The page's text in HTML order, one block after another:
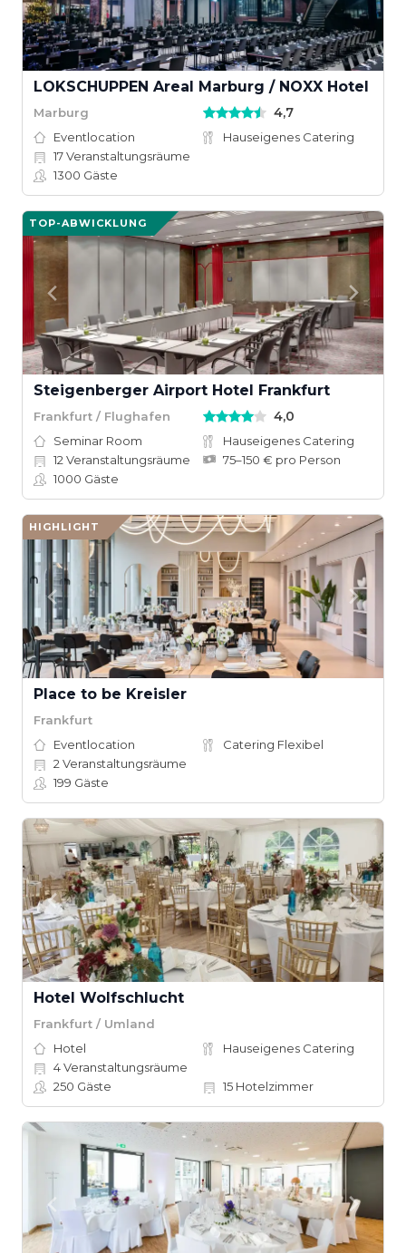
LOKSCHUPPEN Areal Marburg / NOXX Hotel
Marburg 4,7
Eventlocation
Hauseigenes Catering
17Veranstaltungsräume
1300 Gäste
TOP-ABWICKLUNG
Steigenberger Airport Hotel Frankfurt
Frankfurt / Flughafen 4,0
Seminar Room
Hauseigenes Catering
12 Veranstaltungsräume
75–150 € pro Person
1000 Gäste
HIGHLIGHT
Place to be Kreisler
Frankfurt
Eventlocation
Catering Flexibel
2 Veranstaltungsräume
199 Gäste
Hotel Wolfschlucht
Frankfurt / Umland
Hotel
Hauseigenes Catering
4Veranstaltungsräume
250 Gäste 15 Hotelzimmer